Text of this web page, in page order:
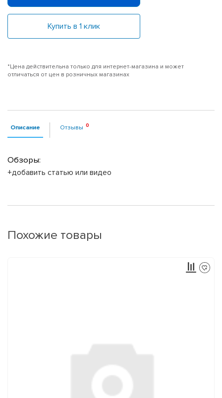
Купить в 1 клик
*Цена действительна только для интернет-магазина и может
отличаться от цен в розничных магазинах
Описание Отзывы
Обзоры:
+добавить статью или видео
Похожие товары